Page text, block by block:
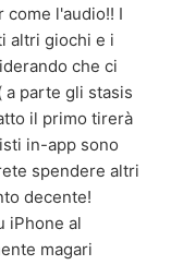
come l'audio!! I
altri giochi e i
che ci
parte gli stasis
il primo tirerà
in-app sono
spendere altri
decente!
iPhone al
magari